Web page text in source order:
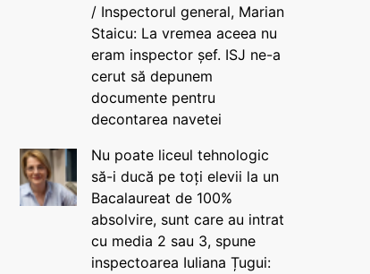
/ Inspectorul general, Marian
Staicu: La vremea aceea nu
eram inspector șef. ISJ ne-a
cerut să depunem
documente pentru
decontarea navetei
Nu poate liceul tehnologic
să-i ducă pe toți elevii la un
Bacalaureat de 100%
absolvire, sunt care au intrat
cu media 2 sau 3, spune
inspectoarea Iuliana Țugui: